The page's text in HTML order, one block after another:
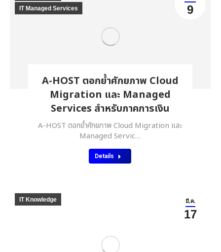
9
IT Managed Services
A-HOST ตอกย้ำศักยภาพ Cloud
Migration และ Managed
Services สำหรับภาคการเงิน
A-HOST ตอกย้ำศักยภาพ Cloud Migration และ
Managed Servic…
Details
มี.ค.
17
IT Knowledge